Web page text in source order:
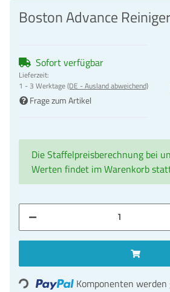
Boston Advance
Sofort verfügbar
Lieferzeit:
1 - 3 Werktage(DE - Ausland abweichend)
Frage zum Artikel
Die Staffelpreisberechnung bei
Werten findet im Warenkorb
Loading... Komponenten werden